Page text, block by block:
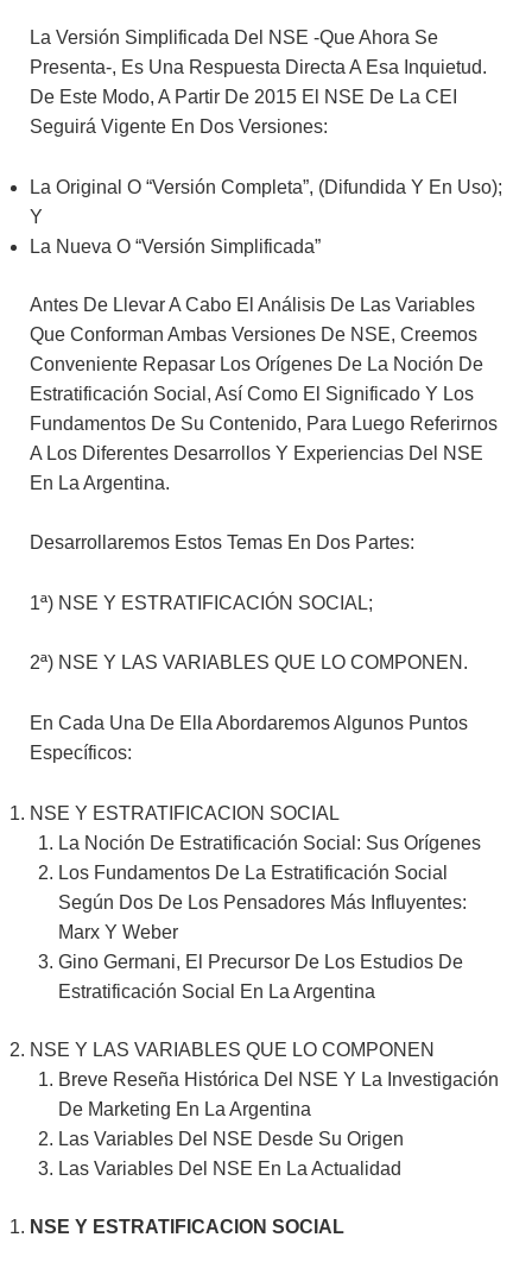
La Versión Simplificada Del NSE -que Ahora Se
Presenta-, Es Una Respuesta Directa A Esa Inquietud.
De Este Modo, A Partir De 2015 El NSE De La CEI
Seguirá Vigente En Dos Versiones:
La Original O “versión Completa”, (difundida Y En Uso);
Y
La Nueva O “versión Simplificada”
Antes De Llevar A Cabo El Análisis De Las Variables
Que Conforman Ambas Versiones De NSE, Creemos
Conveniente Repasar Los Orígenes De La Noción De
Estratificación Social, Así Como El Significado Y Los
Fundamentos De Su Contenido, Para Luego Referirnos
A Los Diferentes Desarrollos Y Experiencias Del NSE
En La Argentina.
Desarrollaremos Estos Temas En Dos Partes:
1ª) NSE Y ESTRATIFICACIÓN SOCIAL;
2ª) NSE Y LAS VARIABLES QUE LO COMPONEN.
En Cada Una De Ella Abordaremos Algunos Puntos
Específicos:
NSE Y ESTRATIFICACION SOCIAL
La Noción De Estratificación Social: Sus Orígenes
Los Fundamentos De La Estratificación Social
Según Dos De Los Pensadores Más Influyentes:
Marx Y Weber
Gino Germani, El Precursor De Los Estudios De
Estratificación Social En La Argentina
NSE Y LAS VARIABLES QUE LO COMPONEN
Breve Reseña Histórica Del NSE Y La Investigación
De Marketing En La Argentina
Las Variables Del NSE Desde Su Origen
Las Variables Del NSE En La Actualidad
NSE Y ESTRATIFICACION SOCIAL